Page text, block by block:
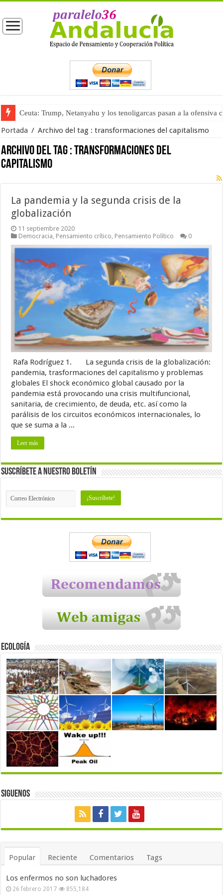
Ceuta: Trump, Netanyahu y los tenoligarcas pasan a la ofensiva
Portada / Archivo del tag :transformaciones del capitalismo
Archivo del tag :transformaciones del
capitalismo
La pandemia y la segunda crisis de la
globalización
11 septiembre 2020
Democracia, Pensamiento crítico, Pensamiento Político 0
Rafa Rodríguez 1. La segunda crisis de la globalización:
pandemia, trasformaciones del capitalismo y problemas
globales El shock económico global causado por la
pandemia está provocando una crisis multifuncional,
sanitaria, de crecimiento, de deuda, etc. así como la
parálisis de los circuitos económicos internacionales, lo
que se suma a la ...
Leer más
Suscríbete a nuestro Boletín
Ecología
Siguenos
Popular Reciente Comentarios Tags
Los enfermos no son luchadores
26 febrero 2017 855,184